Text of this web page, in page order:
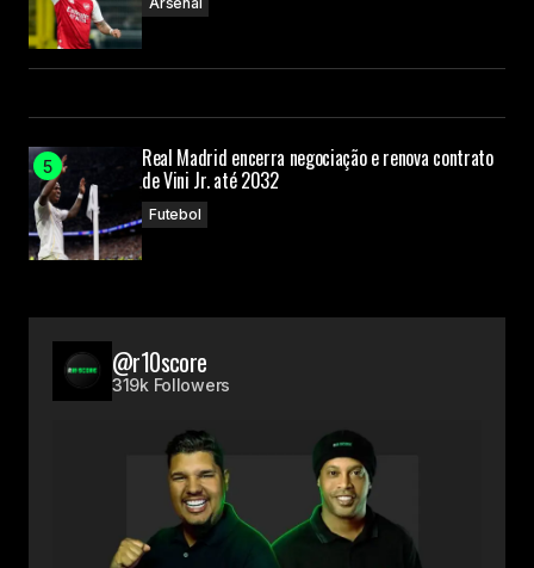
Real Madrid encerra negociação e renova contrato
de Vini Jr. até 2032
Futebol
@r10score
319k Followers